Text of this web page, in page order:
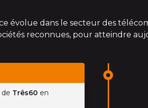
évolue dans le secteur des
reconnues, pour atteindre
Três60 en